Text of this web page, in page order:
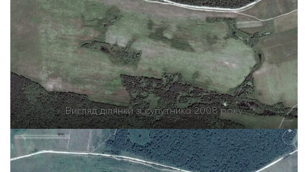
Вигляд ділянки зі супутника 2008 року